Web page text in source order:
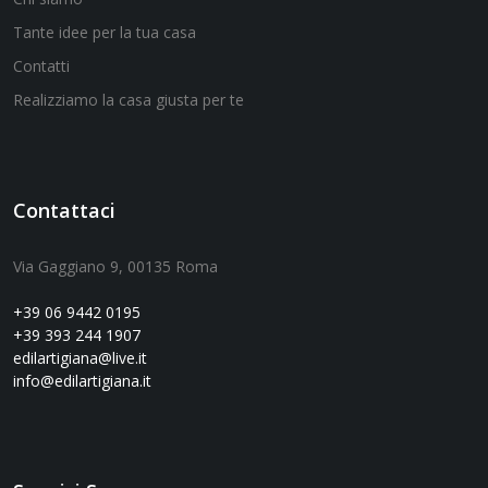
Tante idee per la tua casa
Contatti
Realizziamo la casa giusta per te
Contattaci
Via Gaggiano 9, 00135 Roma
+39 06 9442 0195
+39 393 244 1907
edilartigiana@live.it
info@edilartigiana.it